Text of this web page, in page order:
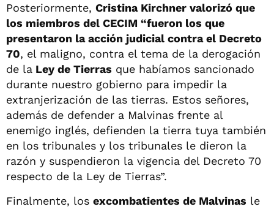
Posteriormente, Cristina Kirchner valorizó que
los miembros del CECIM “fueron los que
presentaron la acción judicial contra el Decreto
70, el maligno, contra el tema de la derogación
de la Ley de Tierras que habíamos sancionado
durante nuestro gobierno para impedir la
extranjerización de las tierras. Estos señores,
además de defender a Malvinas frente al
enemigo inglés, defienden la tierra tuya también
en los tribunales y los tribunales le dieron la
razón y suspendieron la vigencia del Decreto 70
respecto de la Ley de Tierras”.
Finalmente, los excombatientes de Malvinas le